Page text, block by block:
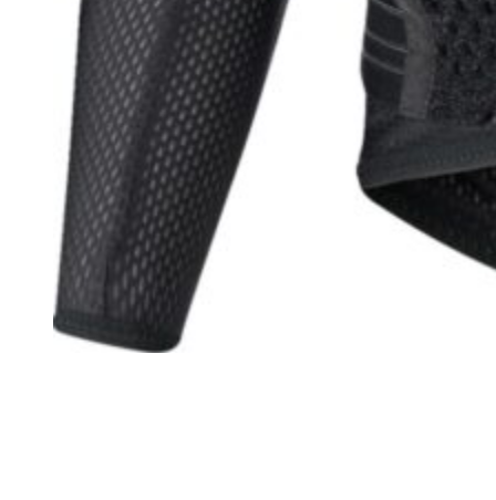
Herramientas
Oulet
Motos
Motos nuevas
Motos ocasión